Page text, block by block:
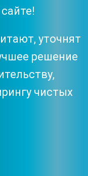
уточнят
решение
чистых